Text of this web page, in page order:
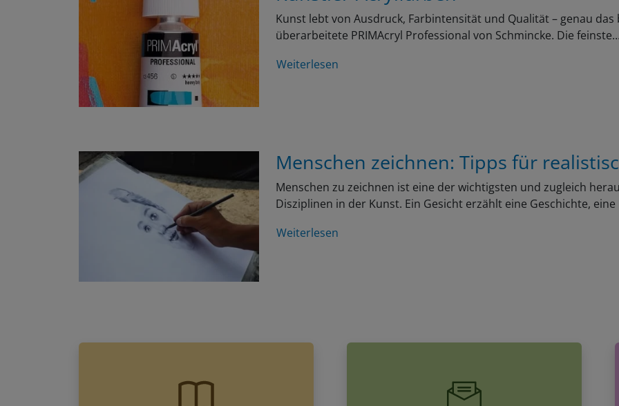
Kunst lebt von Ausdruck, Farbintensität und Qualität – genau das
überarbeitete PRIMAcryl Professional von Schmincke. Die
Weiterlesen
Menschen zeichnen: Tipps für
Menschen zu zeichnen ist eine der wichtigsten und zugleich
Disziplinen in der Kunst. Ein Gesicht erzählt eine Geschichte,
Weiterlesen